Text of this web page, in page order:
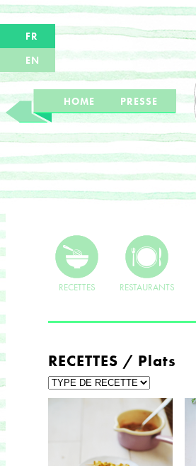
FR
EN
HOME PRESSE
RECETTES RESTAURANTS
RECETTES / Plats